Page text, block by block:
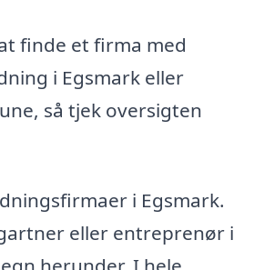
finde et firma med
i Egsmark eller
så tjek oversigten
i Egsmark.
eller entreprenør i